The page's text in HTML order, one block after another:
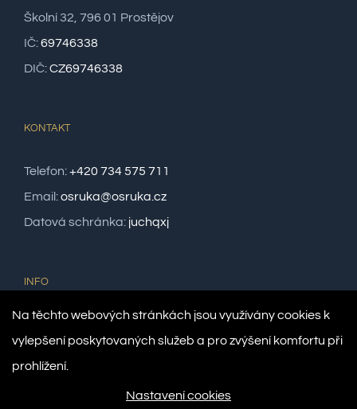
Školní 32, 796 01 Prostějov
IČ:69746338
DIČ:CZ69746338
KONTAKT
Telefon:+420 734 575 711
Email:osruka@osruka.cz
Datová schránka: juchqxj
INFO
Číslo registrace:
Číslo účtu:
35-1501246329/0800
Na těchto webových stránkách jsou využívány cookies k
vylepšení poskytovaných služeb a pro zvýšení komfortu při
prohlížení.
Nastavení cookies